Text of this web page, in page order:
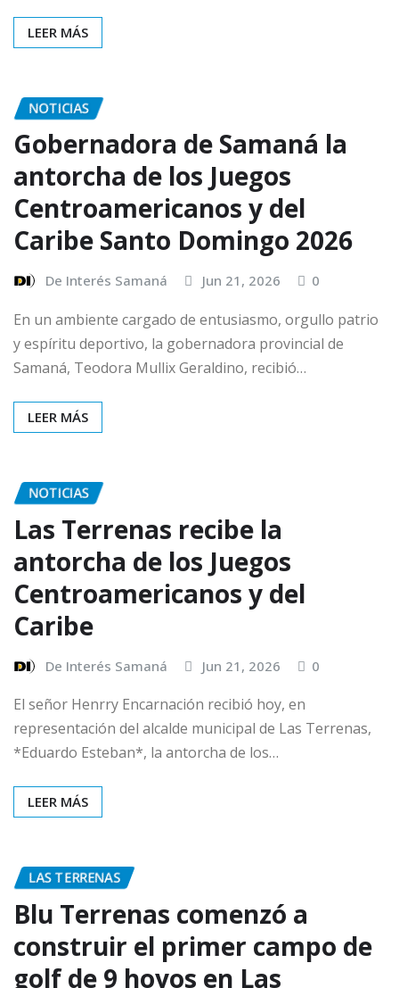
LEER MÁS
NOTICIAS
Gobernadora de Samaná la
antorcha de los Juegos
Centroamericanos y del
Caribe Santo Domingo 2026
De Interés Samaná Jun 21, 2026 0
En un ambiente cargado de entusiasmo, orgullo patrio
y espíritu deportivo, la gobernadora provincial de
Samaná, Teodora Mullix Geraldino, recibió…
LEER MÁS
NOTICIAS
Las Terrenas recibe la
antorcha de los Juegos
Centroamericanos y del
Caribe
De Interés Samaná Jun 21, 2026 0
El señor Henrry Encarnación recibió hoy, en
representación del alcalde municipal de Las Terrenas,
*Eduardo Esteban*, la antorcha de los…
LEER MÁS
LAS TERRENAS
Blu Terrenas comenzó a
construir el primer campo de
golf de 9 hoyos en Las